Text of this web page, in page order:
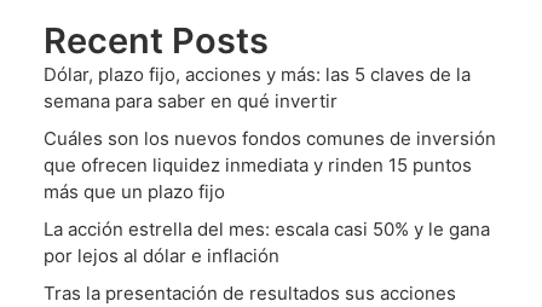
Recent Posts
Dólar, plazo fijo, acciones y más: las 5 claves de la
semana para saber en qué invertir
Cuáles son los nuevos fondos comunes de inversión
que ofrecen liquidez inmediata y rinden 15 puntos
más que un plazo fijo
La acción estrella del mes: escala casi 50% y le gana
por lejos al dólar e inflación
Tras la presentación de resultados sus acciones